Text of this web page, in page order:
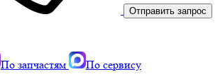
Отправить запрос
По запчастям По сервису